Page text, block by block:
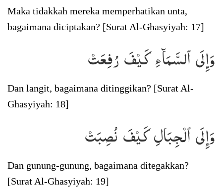
Maka tidakkah mereka memperhatikan unta,
bagaimana diciptakan? [Surat Al-Ghasyiyah: 17]
وَإِلَى ٱلسَّمَآءِ كَيۡفَ رُفِعَتۡ
Dan langit, bagaimana ditinggikan? [Surat Al-
Ghasyiyah: 18]
وَإِلَى ٱلۡجِبَالِ كَيۡفَ نُصِبَتۡ
Dan gunung-gunung, bagaimana ditegakkan?
[Surat Al-Ghasyiyah: 19]